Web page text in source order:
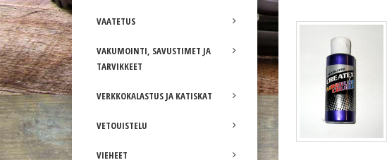
VAATETUS
VAKUMOINTI, SAVUSTIMET JA
TARVIKKEET
VERKKOKALASTUS JA KATISKAT
VETOUISTELU
VIEHEET